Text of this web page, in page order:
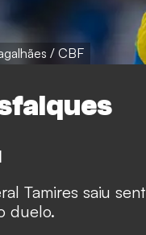
/ CBF
Tamires saiu
duelo.